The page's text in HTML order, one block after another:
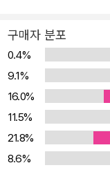
덤 위로 일어선 시체는
어내고 새사람이 되어
가 되어 있고 어떤 박
도 칠 수 없는 오로지
받지 않는 사람도 박수
니다, 감사합니다, 하
한다 무대에서 내려가
낮아지는 볼륨의 박수
구매자 분포
0.4%
9.1%
16.0%
11.5%
21.8%
8.6%